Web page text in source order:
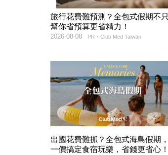
旅行花費難預測？全包式假期不只
幫你省預算更省精力！
PR・Club Med Taiwan
2026-08-08
出國花費難抓？全包式海島假期，
一價搞定食宿玩樂，省錢更省心！